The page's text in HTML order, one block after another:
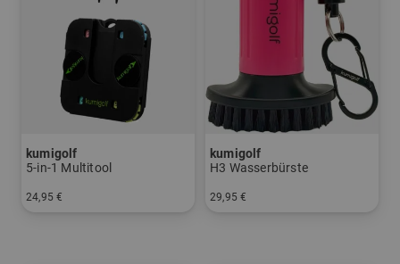
kumigolf
5-in-1 Multitool
24,95 €
kumigolf
H3 Wasserbürste
29,95 €